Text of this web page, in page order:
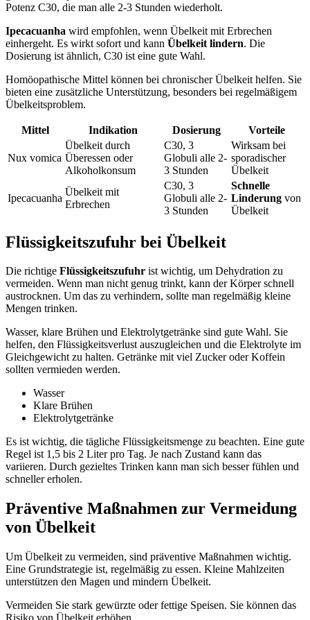
Potenz C30, die man alle 2-3 Stunden wiederholt.
Ipecacuanha wird empfohlen, wenn Übelkeit mit Erbrechen
einhergeht. Es wirkt sofort und kann Übelkeit lindern. Die
Dosierung ist ähnlich, C30 ist eine gute Wahl.
Homöopathische Mittel können bei chronischer Übelkeit helfen. Sie
bieten eine zusätzliche Unterstützung, besonders bei regelmäßigem
Übelkeitsproblem.
Mittel Indikation Dosierung Vorteile
Nux vomica
Übelkeit durch
Überessen oder
Alkoholkonsum
C30, 3
Globuli alle 2-
3 Stunden
Wirksam bei
sporadischer
Übelkeit
Ipecacuanha
Übelkeit mit
Erbrechen
C30, 3
Globuli alle 2-
3 Stunden
Schnelle
Linderung von
Übelkeit
Flüssigkeitszufuhr bei Übelkeit
Die richtige Flüssigkeitszufuhr ist wichtig, um Dehydration zu
vermeiden. Wenn man nicht genug trinkt, kann der Körper schnell
austrocknen. Um das zu verhindern, sollte man regelmäßig kleine
Mengen trinken.
Wasser, klare Brühen und Elektrolytgetränke sind gute Wahl. Sie
helfen, den Flüssigkeitsverlust auszugleichen und die Elektrolyte im
Gleichgewicht zu halten. Getränke mit viel Zucker oder Koffein
sollten vermieden werden.
Wasser
Klare Brühen
Elektrolytgetränke
Es ist wichtig, die tägliche Flüssigkeitsmenge zu beachten. Eine gute
Regel ist 1,5 bis 2 Liter pro Tag. Je nach Zustand kann das
variieren. Durch gezieltes Trinken kann man sich besser fühlen und
schneller erholen.
Präventive Maßnahmen zur Vermeidung
von Übelkeit
Um Übelkeit zu vermeiden, sind präventive Maßnahmen wichtig.
Eine Grundstrategie ist, regelmäßig zu essen. Kleine Mahlzeiten
unterstützen den Magen und mindern Übelkeit.
Vermeiden Sie stark gewürzte oder fettige Speisen. Sie können das